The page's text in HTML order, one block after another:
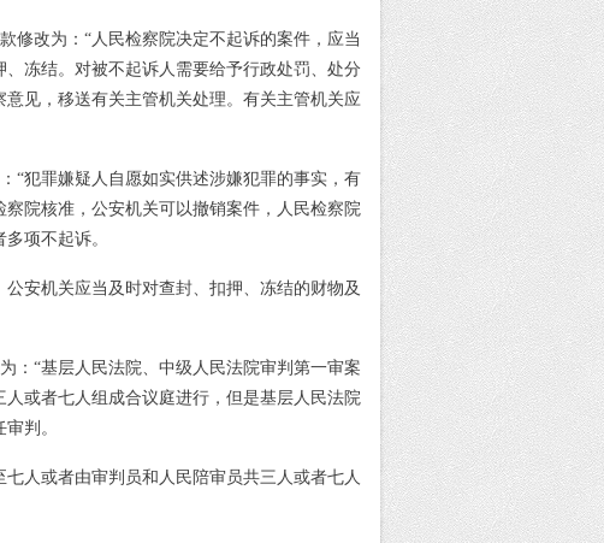
修改为： “人民检察院决定不起诉的案件，应当
冻结。对被不起诉人需要给予行政处罚、处分
见，移送有关主管机关处理。有关主管机关应
“犯罪嫌疑人自愿如实供述涉嫌犯罪的事实，有
院核准，公安机关可以撤销案件，人民检察院
项不起诉。
安机关应当及时对查封、扣押、冻结的财物及
： “基层人民法院、中级人民法院审判第一审案
或者七人组成合议庭进行，但是基层人民法院
判。
人或者由审判员和人民陪审员共三人或者七人